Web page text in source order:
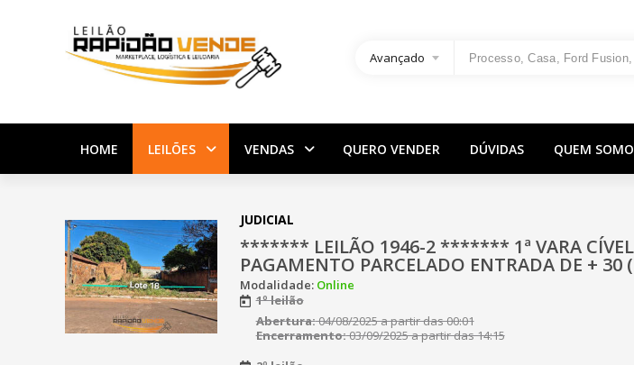
Avançado
HOME LEILÕES VENDAS QUERO VENDER DÚVIDAS QUEM
JUDICIAL
******* LEILÃO 1946-2 ******* 1ª VARA CÍVEL
PAGAMENTO PARCELADO ENTRADA DE +
Modalidade: Online
1º leilão
Abertura:04/08/2025 a partir das 00:01
Encerramento:03/09/2025 a partir das 14:15